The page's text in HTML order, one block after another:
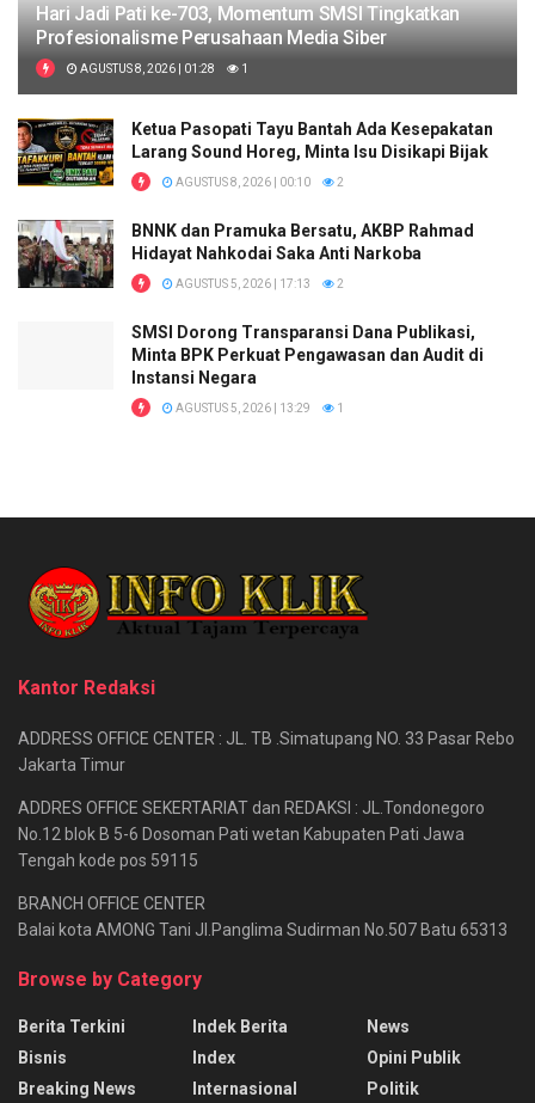
Hari Jadi Pati ke-703, Momentum SMSI Tingkatkan
Profesionalisme Perusahaan Media Siber
AGUSTUS 8, 2026 | 01:28 1
Ketua Pasopati Tayu Bantah Ada Kesepakatan
Larang Sound Horeg, Minta Isu Disikapi Bijak
AGUSTUS 8, 2026 | 00:10 2
BNNK dan Pramuka Bersatu, AKBP Rahmad
Hidayat Nahkodai Saka Anti Narkoba
AGUSTUS 5, 2026 | 17:13 2
SMSI Dorong Transparansi Dana Publikasi,
Minta BPK Perkuat Pengawasan dan Audit di
Instansi Negara
AGUSTUS 5, 2026 | 13:29 1
Kantor Redaksi
ADDRESS OFFICE CENTER : JL. TB .Simatupang NO. 33 Pasar Rebo
Jakarta Timur
ADDRES OFFICE SEKERTARIAT dan REDAKSI : JL.Tondonegoro
No.12 blok B 5-6 Dosoman Pati wetan Kabupaten Pati Jawa
Tengah kode pos 59115
BRANCH OFFICE CENTER
Balai kota AMONG Tani Jl.Panglima Sudirman No.507 Batu 65313
Browse by Category
Berita Terkini
Bisnis
Breaking News
Indek Berita
Index
Internasional
News
Opini Publik
Politik